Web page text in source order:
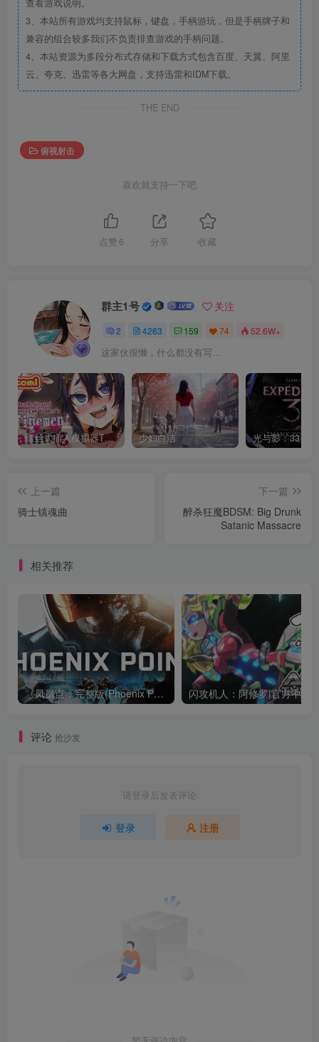
查看游戏说明。
3、本站所有游戏均支持鼠标，键盘，手柄游玩，但是手柄牌子和
兼容的组合较多我们不负责排查游戏的手柄问题。
4、本站资源为多段分布式存储和下载方式包含百度、天翼、阿里
云、夸克、迅雷等各大网盘，支持迅雷和IDM下载。
THE END
俯视射击
喜欢就支持一下吧
点赞 6 分享 收藏
群主1号 关注
2 4263 159 74 52.6W+
这家伙很懒，什么都没有写...
螺丝式插入模拟器TMA02 少妇白洁
上一篇
骑士镇魂曲
下一篇
醉杀狂魔BDSM: Big Drunk
Satanic Massacre
相关推荐
《凤凰点：完整版(Phoenix Point Complete Edition)》|v1.30.2|中文|免安装硬盘版
评论 抢沙发
请登录后发表评论
登录 注册